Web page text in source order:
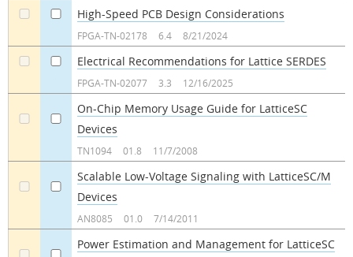
High-Speed PCB Design Considerations
FPGA-TN-02178 6.4 8/21/2024
Electrical Recommendations for Lattice SERDES
FPGA-TN-02077 3.3 12/16/2025
On-Chip Memory Usage Guide for LatticeSC
Devices
TN1094 01.8 11/7/2008
Scalable Low-Voltage Signaling with LatticeSC/M
Devices
AN8085 01.0 7/14/2011
Power Estimation and Management for LatticeSC